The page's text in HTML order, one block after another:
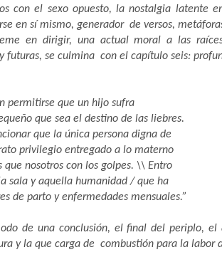
con el sexo opuesto, la nostalgia latente
en sí mismo, generador de versos,
en dirigir, una actual moral a las
futuras, se culmina con el capítulo seis:
permitirse que un hijo sufra
que sea el destino de las liebres.
que la única persona digna de
privilegio entregado a lo materno
nosotros con los golpes. \\ Entro
sala y aquella humanidad / que ha
de parto y enfermedades mensuales.”
de una conclusión, el final del periplo,
y la que carga de combustión para la labor